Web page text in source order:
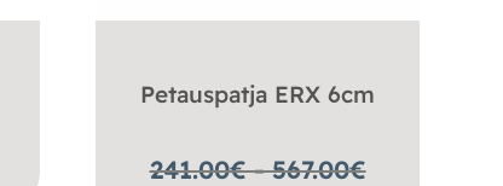
Petauspatja ERX 6cm
241.00€ - 567.00€